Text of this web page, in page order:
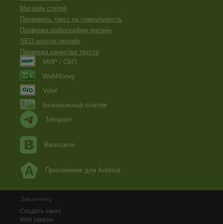
Магазин статей
Проверить текст на уникальность
Проверка орфографии онлайн
SEO анализ онлайн
Проверка качества текста
МИР / СБП
WebMoney
Volet
Безналичный платеж
Telegram
Вконтакте
Приложение для Android
Заказчику
Создать заказ
Мои заказы